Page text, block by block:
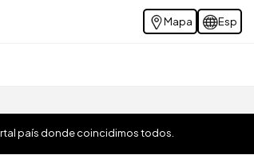
Mapa Esp
país donde coincidimos todos.